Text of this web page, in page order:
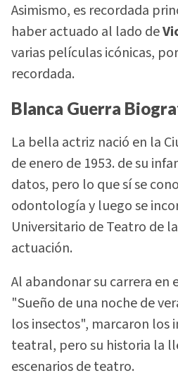
Asimismo, es recordada
haber actuado al lado de
varias películas icónicas,
recordada.
Blanca Guerra
La bella actriz nació en la
de enero de 1953. de su
datos, pero lo que sí se
odontología y luego se
Universitario de Teatro de
actuación.
Al abandonar su carrera en
"Sueño de una noche de
los insectos", marcaron los
teatral, pero su historia la
escenarios de teatro.